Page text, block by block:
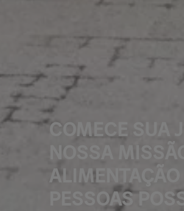
COMECE SUA
NOSSA
ALIMENTAÇÃO
PESSOAS